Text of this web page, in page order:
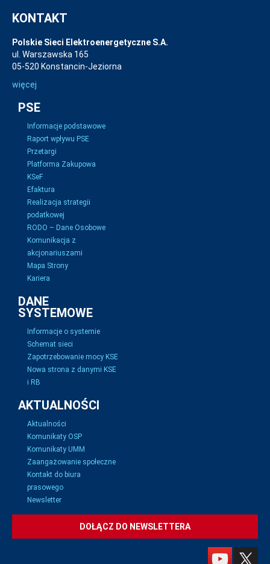
KONTAKT
Polskie Sieci Elektroenergetyczne S.A.
ul. Warszawska 165
05-520 Konstancin-Jeziorna
więcej
PSE
Informacje podstawowe
Raport wpływu PSE
Przetargi
Platforma Zakupowa
KSeF
Efaktura
Realizacja strategii
podatkowej
RODO – Dane Osobowe
Komunikacja z
akcjonariuszami
Mapa Strony
Kariera
DANE
SYSTEMOWE
Informacje o systemie
Schemat sieci
Zapotrzebowanie mocy KSE
Nowa strona z danymi KSE
i RB
AKTUALNOŚCI
Aktualności
Komunikaty OSP
Komunikaty UMM
Zaangażowanie społeczne
Kontakt do biura
prasowego
Newsletter
DOŁĄCZ DO NEWSLETTERA